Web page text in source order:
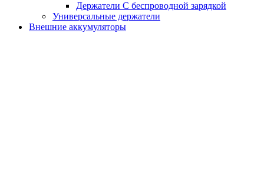
Держатели С беспроводной зарядкой
Универсальные держатели
Внешние аккумуляторы